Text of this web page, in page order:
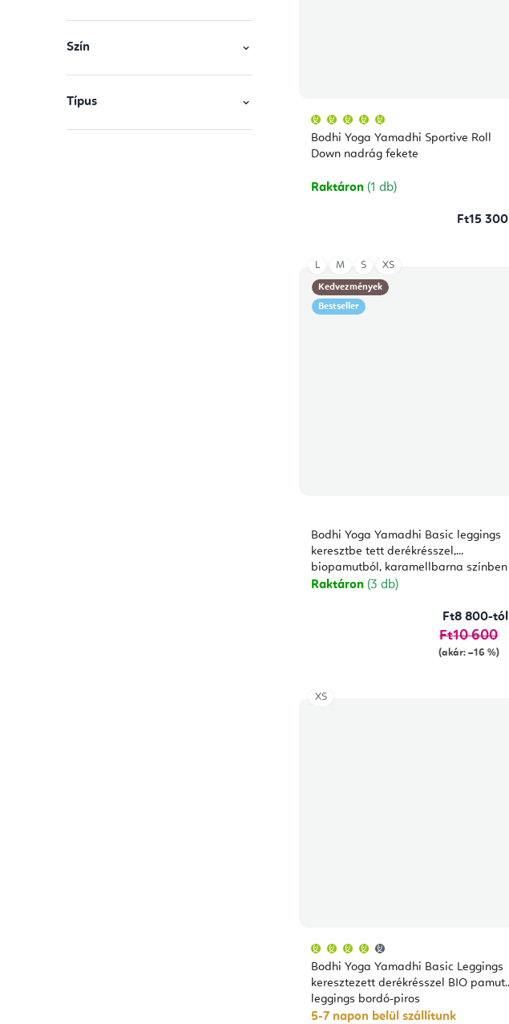
Szín
Típus
Bodhi Yoga Yamadhi Sportive Roll
Down nadrág fekete
átlagos
értékelése
5-
csillag.
Raktáron (1 db)
Ft15 300
Kedvezmények
Bestseller
Bodhi Yoga Yamadhi Basic leggings
keresztbe tett derékrésszel,
biopamutból, karamellbarna színben
Raktáron (3 db)
Ft8 800-tól
Ft10 600
(akár: –16 %)
L M S XS
Bodhi Yoga Yamadhi Basic Leggings
keresztezett derékrésszel BIO pamut
leggings bordó-piros
átlagos
értékelése
5-
ből
4,0
csillag.
5-7 napon belül szállítunk
XS